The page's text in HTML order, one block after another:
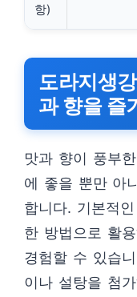
항)
도라지생
과 향을 즐
맛과 향이 풍부
에 좋을 뿐만 아
합니다. 기본적
한 방법으로 활
경험할 수 있습
이나 설탕을 첨